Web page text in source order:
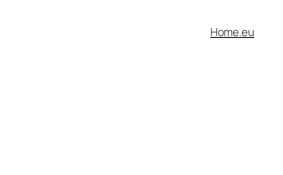
Home.eu